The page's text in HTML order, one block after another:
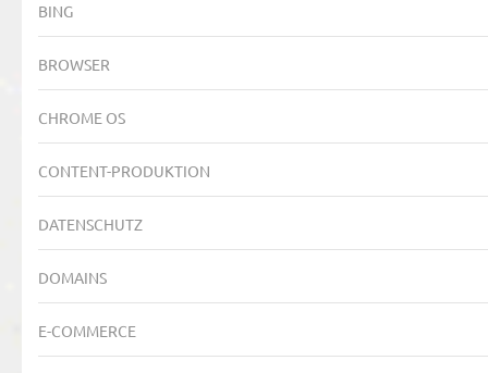
BING
BROWSER
CHROME OS
CONTENT-PRODUKTION
DATENSCHUTZ
DOMAINS
E-COMMERCE